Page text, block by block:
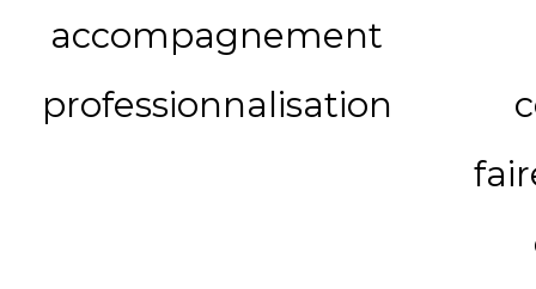
accompagnement
professionnalisation